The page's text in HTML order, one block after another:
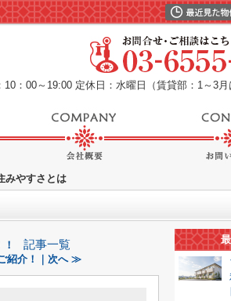
10：00～19:00 定休日：水曜日（賃貸部：1～3月
みやすさとは
記事一覧
紹介！｜次へ ≫